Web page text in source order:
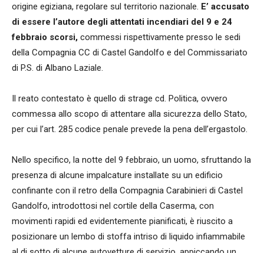
origine egiziana, regolare sul territorio nazionale. E’ accusato
di essere l’autore degli attentati incendiari del 9 e 24
febbraio scorsi, commessi rispettivamente presso le sedi
della Compagnia CC di Castel Gandolfo e del Commissariato
di P.S. di Albano Laziale.
Il reato contestato è quello di strage cd. Politica, ovvero
commessa allo scopo di attentare alla sicurezza dello Stato,
per cui l’art. 285 codice penale prevede la pena dell’ergastolo.
Nello specifico, la notte del 9 febbraio, un uomo, sfruttando la
presenza di alcune impalcature installate su un edificio
confinante con il retro della Compagnia Carabinieri di Castel
Gandolfo, introdottosi nel cortile della Caserma, con
movimenti rapidi ed evidentemente pianificati, è riuscito a
posizionare un lembo di stoffa intriso di liquido infiammabile